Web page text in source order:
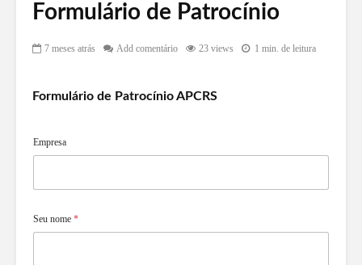
Formulário de Patrocínio
7 meses atrás Add comentário 23 views 1 min. de leitura
Formulário de Patrocínio APCRS
Empresa
Seu nome *